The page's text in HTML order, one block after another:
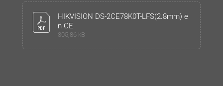
HIKVISION DS-2CE78K0T-LFS(2.8mm) e
n CE
305,86 kB